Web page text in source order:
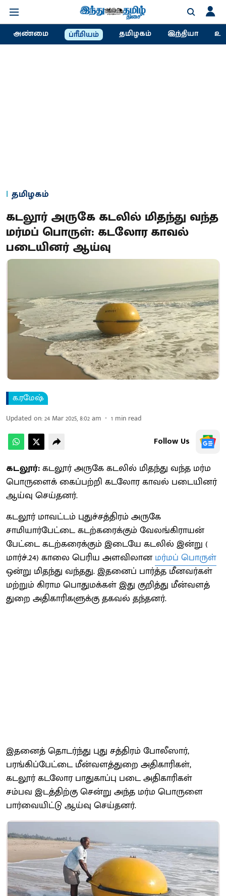
அண்மை ப்ரீமியம் தமிழகம் இந்தியா
தமிழகம்
கடலூர் அருகே கடலில் மிதந்து வந்த
மர்மப் பொருள்: கடலோர காவல்
படையினர் ஆய்வு
க.ரமேஷ்
Updated on:24 Mar 2025, 8:02 am 1 min read
Follow Us
கடலூர்:கடலூர் அருகே கடலில் மிதந்து வந்த மர்ம
பொருளைக் கைப்பற்றி கடலோர காவல் படையினர்
ஆய்வு செய்தனர்.
கடலூர் மாவட்டம் புதுச்சத்திரம் அருகே
சாமியார்பேட்டை கடற்கரைக்கும் வேலங்கிராயன்
பேட்டை கடற்கரைக்கும் இடையே கடலில் இன்று (
மார்ச்.24) காலை பெரிய அளவிலான மர்மப் பொருள்
ஒன்று மிதந்து வந்தது. இதனைப் பார்த்த மீனவர்கள்
மற்றும் கிராம பொதுமக்கள் இது குறித்து மீன்வளத்
துறை அதிகாரிகளுக்கு தகவல் தந்தனர்.
இதனைத் தொடர்ந்து புது சத்திரம் போலீஸார்,
பரங்கிப்பேட்டை மீன்வளத்துறை அதிகாரிகள்,
கடலூர் கடலோர பாதுகாப்பு படை அதிகாரிகள்
சம்பவ இடத்திற்கு சென்று அந்த மர்ம பொருளை
பார்வையிட்டு ஆய்வு செய்தனர்.